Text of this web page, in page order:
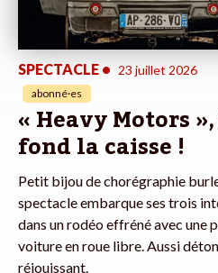
SPECTACLE • 23 juillet 2026
abonné·es
« Heavy Motors
fond la caisse !
Petit bijou de chorégraphie
spectacle embarque ses trois
dans un rodéo effréné avec une
voiture en roue libre. Aussi
réjouissant.